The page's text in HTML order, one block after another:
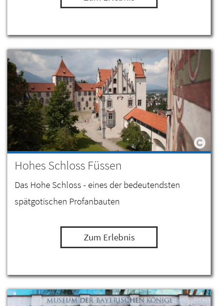
Hohes Schloss Füssen
Das Hohe Schloss - eines der bedeutendsten
spätgotischen Profanbauten
Zum Erlebnis